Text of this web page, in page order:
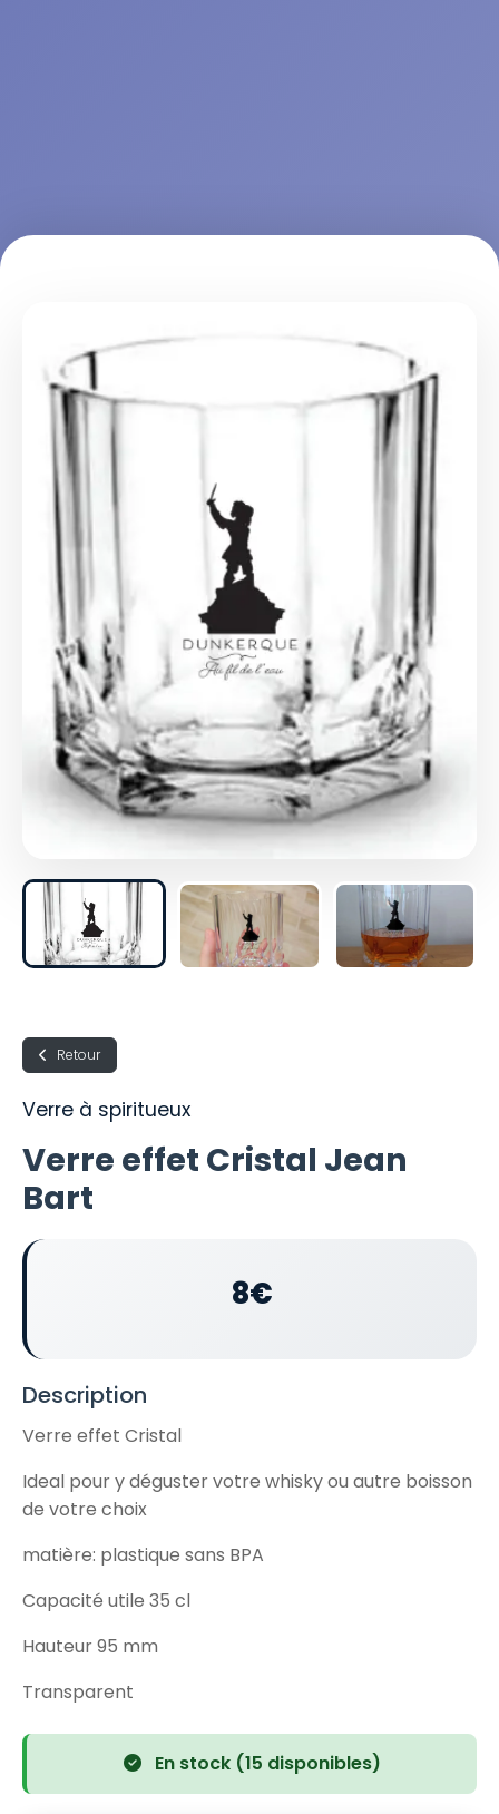
Retour
Verre à spiritueux
Verre effet Cristal Jean
Bart
8€
Description
Verre effet Cristal
Ideal pour y déguster votre whisky ou autre boisson
de votre choix
matière: plastique sans BPA
Capacité utile 35 cl
Hauteur 95 mm
Transparent
En stock (15 disponibles)